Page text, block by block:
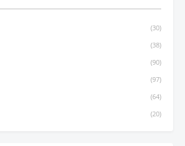
(30)
(38)
(90)
(97)
(64)
(20)